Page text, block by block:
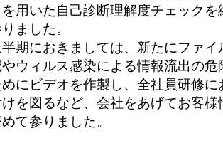
を用いた自己診断理解度チェックを
ました。
期におきましては、新たにファイ
ウィルス感染による情報流出の危
にビデオを作製し、全社員研修に
を図るなど、会社をあげてお客様
て参りました。